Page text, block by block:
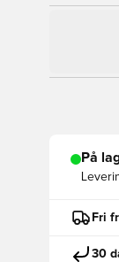
På
Fri
30